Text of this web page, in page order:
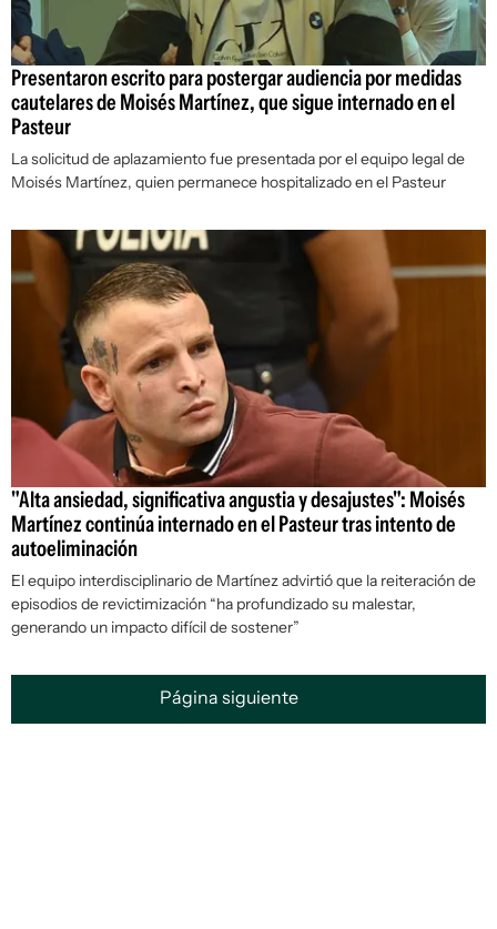
Presentaron escrito para postergar audiencia por medidas
cautelares de Moisés Martínez, que sigue internado en el
Pasteur
La solicitud de aplazamiento fue presentada por el equipo legal de
Moisés Martínez, quien permanece hospitalizado en el Pasteur
"Alta ansiedad, significativa angustia y desajustes": Moisés
Martínez continúa internado en el Pasteur tras intento de
autoeliminación
El equipo interdisciplinario de Martínez advirtió que la reiteración de
episodios de revictimización “ha profundizado su malestar,
generando un impacto difícil de sostener”
Página siguiente